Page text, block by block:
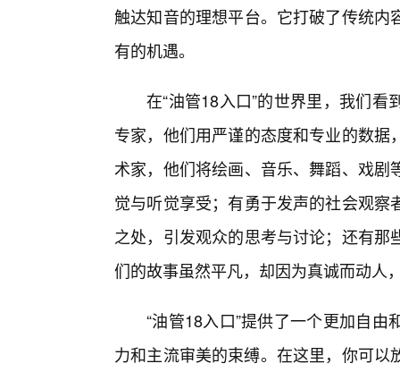
触达知音的理想平台。它打破了传统
有的机遇。
在“油管18入口”的世界里，我们
专家，他们用严谨的态度和专业的数
术家，他们将绘画、音乐、舞蹈、戏
觉与听觉享受；有勇于发声的社会观
之处，引发观众的思考与讨论；还有
们的故事虽然平凡，却因为真诚而动人
“油管18入口”提供了一个更加自
力和主流审美的束缚。在这里，你可以